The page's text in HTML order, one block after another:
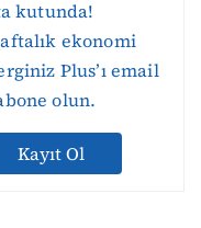
kutunda!
ekonomi
Plus’ı email
olun.
Kayıt Ol